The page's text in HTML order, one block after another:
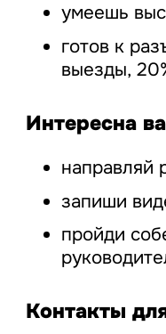
умеешь
готов к
выезды,
Интересна
направляй
запиши
пройди
Контакты